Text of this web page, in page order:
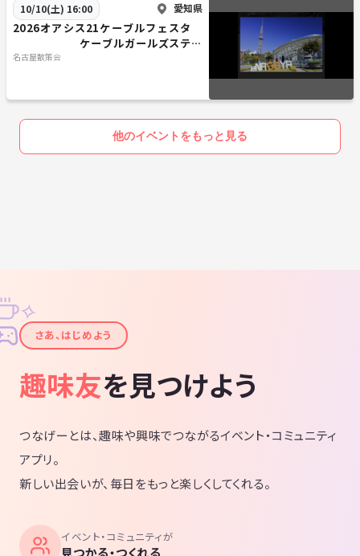
10/10(土) 16:00 愛知県
2026オアシス21ケーブルフェスタ
ケーブルガールズステー
ジ
名古屋散策会
他のイベントをもっと見る
✦
✧
さあ、はじめよう
趣味友を見つけよう
つなげーとは、趣味や興味でつながるイベント・コミュニティ
アプリ。
新しい出会いが、毎日をもっと楽しくしてくれる。
イベント・コミュニティが
見つかる・つくれる